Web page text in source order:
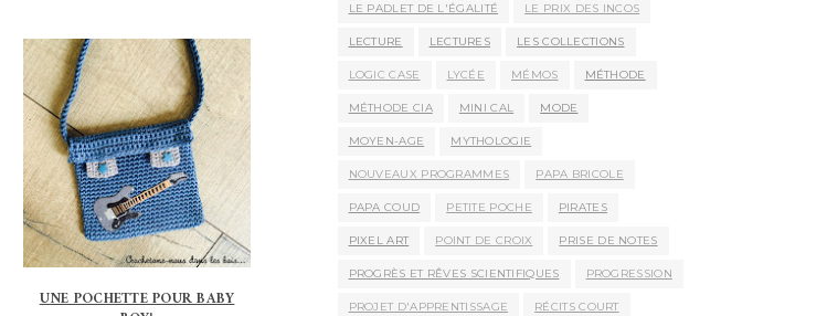
UNE POCHETTE POUR BABY
LE PADLET DE L'ÉGALITÉ LE PRIX DES INCOS
LECTURE LECTURES LES COLLECTIONS
LOGIC CASE LYCÉE MÉMOS MÉTHODE
MÉTHODE CIA MINI CAL MODE
MOYEN-AGE MYTHOLOGIE
NOUVEAUX PROGRAMMES PAPA BRICOLE
PAPA COUD PETITE POCHE PIRATES
PIXEL ART POINT DE CROIX PRISE DE NOTES
PROGRÈS ET RÊVES SCIENTIFIQUES PROGRESSION
PROJET D'APPRENTISSAGE RÉCITS COURT